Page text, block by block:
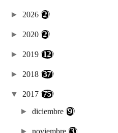
► 2026 (2)
► 2020 (2)
► 2019 (12)
► 2018 (37)
▼ 2017 (75)
►diciembre(9)
►noviembre(3)